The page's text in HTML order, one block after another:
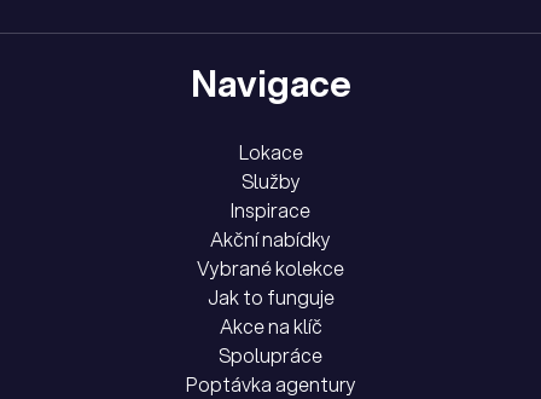
Navigace
Lokace
Služby
Inspirace
Akční nabídky
Vybrané kolekce
Jak to funguje
Akce na klíč
Spolupráce
Poptávka agentury